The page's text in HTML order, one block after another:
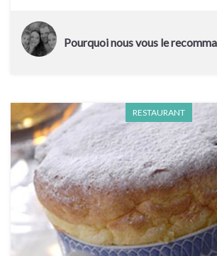
1er avril au 30 septembre et pendant les
scolaires.Pourquoi nous vous le
RESTAURANT